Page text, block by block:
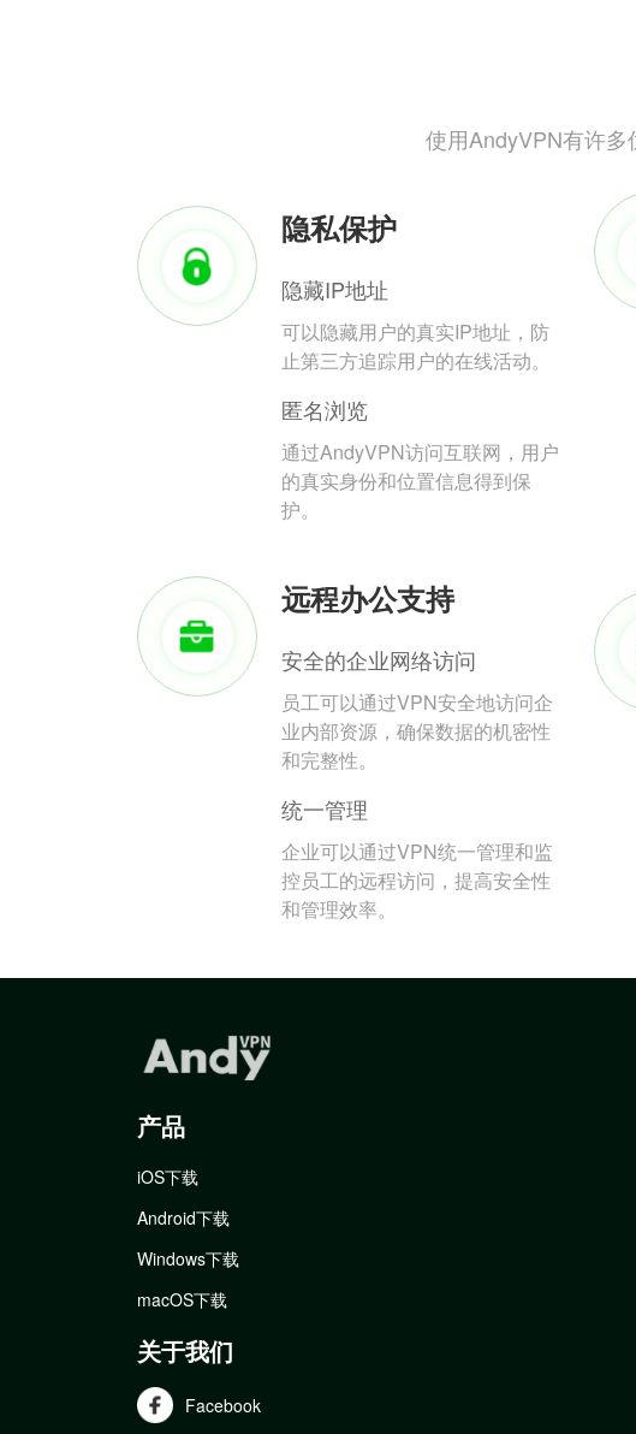
使用AndyVPN有许
隐私保护
隐藏IP地址
可以隐藏用户的真实IP地址，防
止第三方追踪用户的在线活动。
匿名浏览
通过AndyVPN访问互联网，用户
的真实身份和位置信息得到保
护。
远程办公支持
安全的企业网络访问
员工可以通过VPN安全地访问企
业内部资源，确保数据的机密性
和完整性。
统一管理
企业可以通过VPN统一管理和监
控员工的远程访问，提高安全性
和管理效率。
产品
iOS下载
Android下载
Windows下载
macOS下载
关于我们
Facebook